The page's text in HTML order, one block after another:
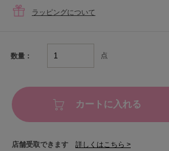
ラッピングについて
数量： 点
カートに入れる
店舗受取できます 詳しくはこちら >